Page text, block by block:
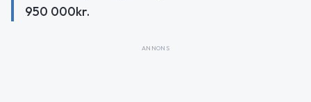
950 000kr.
ANNONS